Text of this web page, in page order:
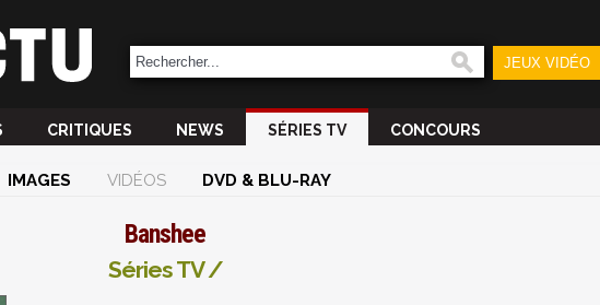
JEUX VIDÉO
CRITIQUES NEWS SÉRIES TV CONCOURS
IMAGES VIDÉOS DVD & BLU-RAY
Banshee
Séries TV /